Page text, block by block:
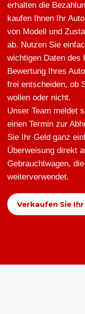
erhalten die
kaufen Ihnen Ihr
von Modell und
ab. Nutzen Sie
wichtigen Daten des
Bewertung Ihres
frei entscheiden, ob
wollen oder nicht.
Unser Team meldet
einen Termin zur
Sie Ihr Geld ganz
Überweisung direkt
Gebrauchtwagen,
weiterverwendet.
Verkaufen Sie